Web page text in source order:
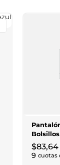
$83,64
9 cuotas